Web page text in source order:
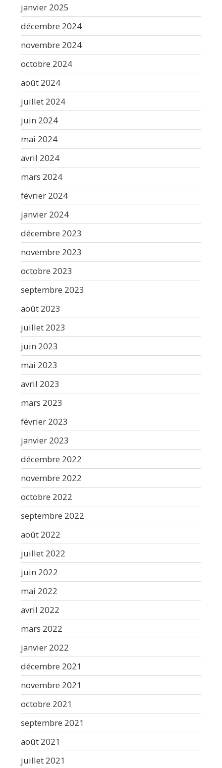
janvier 2025
décembre 2024
novembre 2024
octobre 2024
août 2024
juillet 2024
juin 2024
mai 2024
avril 2024
mars 2024
février 2024
janvier 2024
décembre 2023
novembre 2023
octobre 2023
septembre 2023
août 2023
juillet 2023
juin 2023
mai 2023
avril 2023
mars 2023
février 2023
janvier 2023
décembre 2022
novembre 2022
octobre 2022
septembre 2022
août 2022
juillet 2022
juin 2022
mai 2022
avril 2022
mars 2022
janvier 2022
décembre 2021
novembre 2021
octobre 2021
septembre 2021
août 2021
juillet 2021